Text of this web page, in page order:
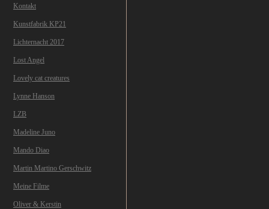
Kontakt
Kunstfabrik KP21
Lichternacht 2017
Lost Angel
Lovely cat creatures
Lynne Hanson
LZB
Madeline Juno
Mando Diao
Martin Martino Gerschwitz
Meine Filme
Oliver & Kerstin